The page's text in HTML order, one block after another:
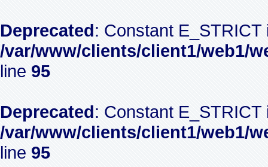
Deprecated: Constant
/var/www/clients/client1/web1/
line 95
Deprecated: Constant
/var/www/clients/client1/web1/
line 95